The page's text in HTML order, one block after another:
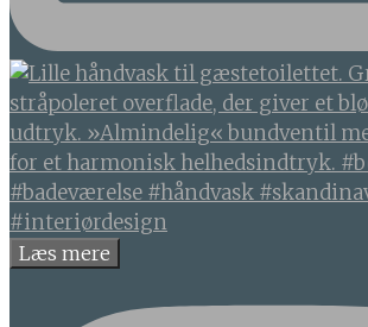
Læs mere